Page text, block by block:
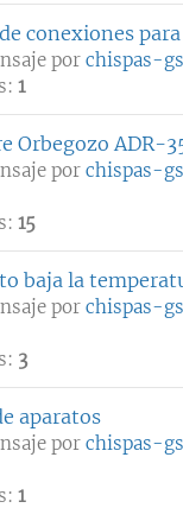
conexiones
por chispas-gs
1
Orbegozo ADR-
por chispas-gs
15
baja la
por chispas-gs
3
aparatos
por chispas-gs
1